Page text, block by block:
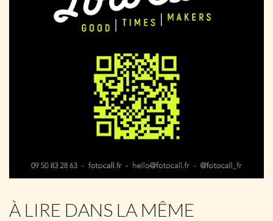
À LIRE DANS LA MÊME